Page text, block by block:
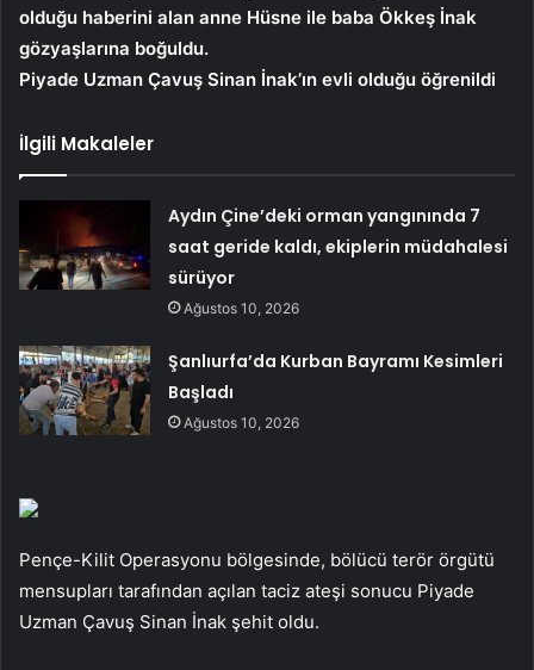
olduğu haberini alan anne Hüsne ile baba Ökkeş İnak
gözyaşlarına boğuldu.
Piyade Uzman Çavuş Sinan İnak’ın evli olduğu öğrenildi
İlgili Makaleler
Aydın Çine’deki orman yangınında 7
saat geride kaldı, ekiplerin müdahalesi
sürüyor
Ağustos 10, 2026
Şanlıurfa’da Kurban Bayramı Kesimleri
Başladı
Ağustos 10, 2026
Pençe-Kilit Operasyonu bölgesinde, bölücü terör örgütü
mensupları tarafından açılan taciz ateşi sonucu Piyade
Uzman Çavuş Sinan İnak şehit oldu.